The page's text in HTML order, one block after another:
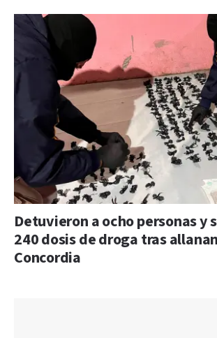
Detuvieron a ocho personas y
240 dosis de droga tras
Concordia